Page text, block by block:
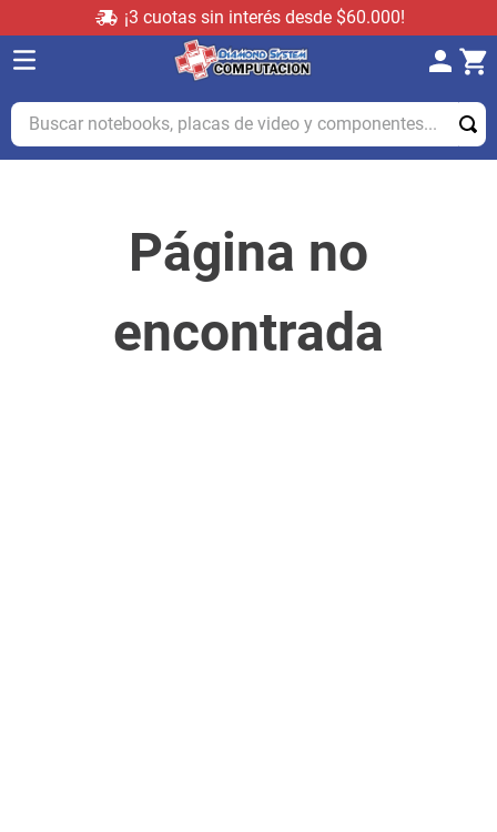
¡3 cuotas sin interés desde $60.000!
Buscar notebooks, placas de video y componentes...
Página no
encontrada